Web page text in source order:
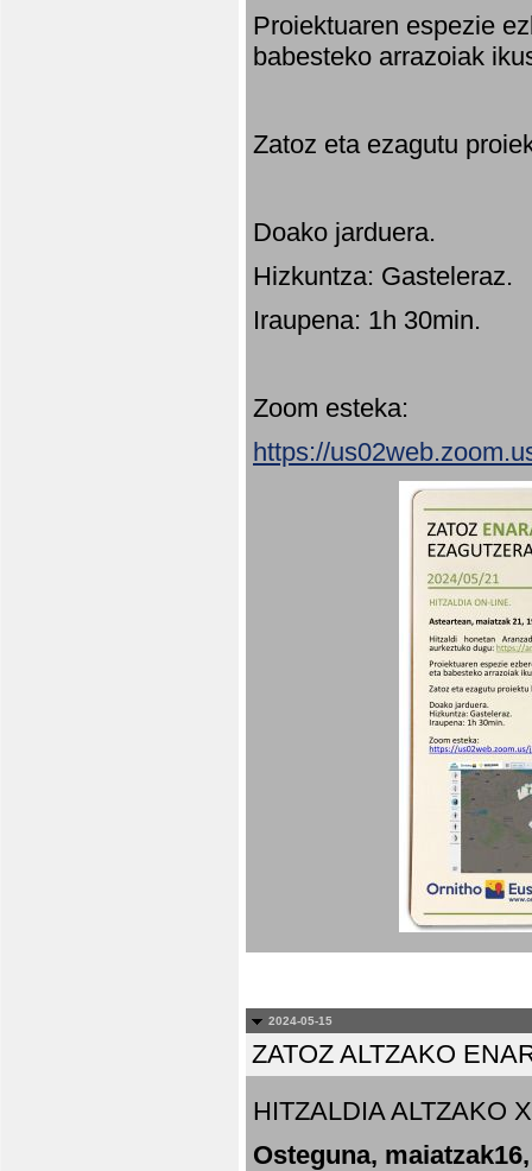
Proiektuaren espezie
babesteko arrazoiak
Zatoz eta ezagutu
Doako jarduera.
Hizkuntza: Gasteleraz.
Iraupena: 1h 30min.
Zoom esteka:
https://
2024-05-15
ZATOZ ALTZAKO
HITZALDIA ALTZAKO
Osteguna,